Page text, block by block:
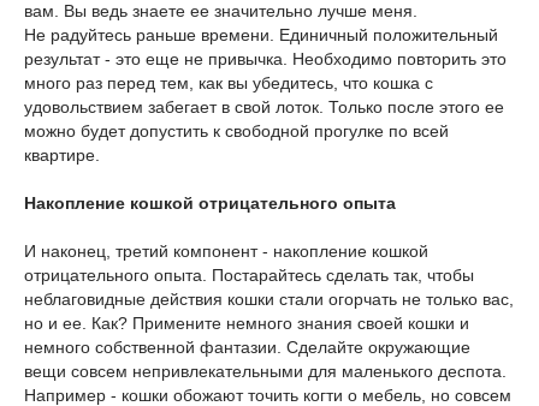
вам. Вы ведь знаете ее значительно лучше меня.
Не радуйтесь раньше времени. Единичный положительный
результат - это еще не привычка. Необходимо повторить это
много раз перед тем, как вы убедитесь, что кошка с
удовольствием забегает в свой лоток. Только после этого ее
можно будет допустить к свободной прогулке по всей
квартире.
Накопление кошкой отрицательного опыта
И наконец, третий компонент - накопление кошкой
отрицательного опыта. Постарайтесь сделать так, чтобы
неблаговидные действия кошки стали огорчать не только вас,
но и ее. Как? Примените немного знания своей кошки и
немного собственной фантазии. Сделайте окружающие
вещи совсем непривлекательными для маленького деспота.
Например - кошки обожают точить когти о мебель, но совсем